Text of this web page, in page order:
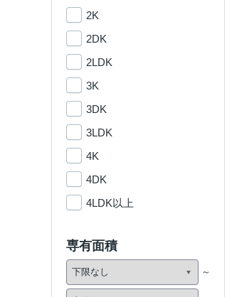
2K
2DK
2LDK
3K
3DK
3LDK
4K
4DK
4LDK以上
専有面積